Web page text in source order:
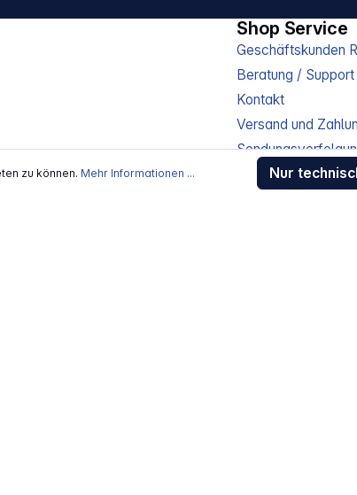
Shop Service
Geschäftskunden
Beratung / Support
Kontakt
Versand und
Gewährleistung /
zu können. Mehr Informationen ... Nur